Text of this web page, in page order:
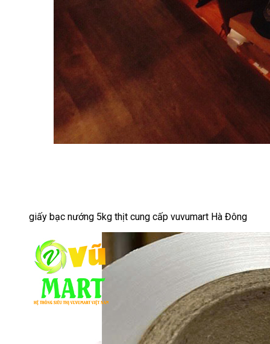
giấy bạc nướng 5kg thịt cung cấp vuvumart Hà Đông